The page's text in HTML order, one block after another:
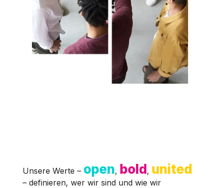
Unsere Werte – open, bold, united
– definieren, wer wir sind und wie wir